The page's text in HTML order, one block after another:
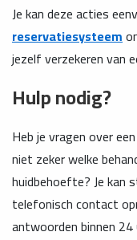
Je kan deze acties
reservatiesysteem
jezelf verzekeren van
Hulp nodig?
Heb je vragen over
niet zeker welke
huidbehoefte? Je kan
telefonisch contact
antwoorden binnen 24